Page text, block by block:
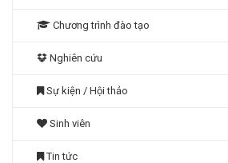
Chương trình đào tạo
Nghiên cứu
Sự kiện / Hội thảo
Sinh viên
Tin tức